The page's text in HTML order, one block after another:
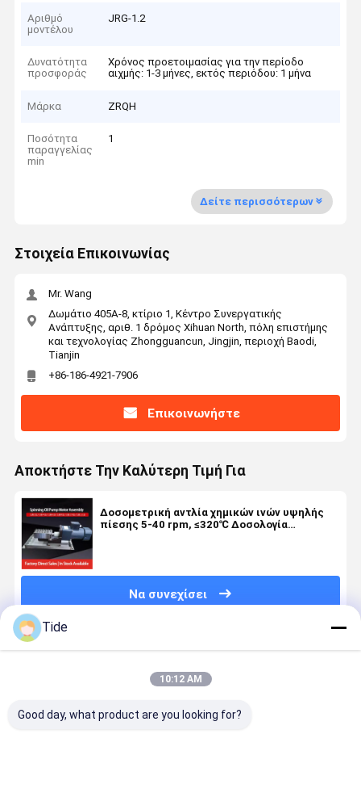
Αριθμό
μοντέλου
JRG-1.2
Δυνατότητα
προσφοράς
Χρόνος προετοιμασίας για την περίοδο
αιχμής: 1-3 μήνες, εκτός περιόδου: 1 μήνα
Μάρκα ZRQH
Ποσότητα
παραγγελίας
min
1
Δείτε περισσότερων
Στοιχεία Επικοινωνίας
Mr. Wang
Δωμάτιο 405A-8, κτίριο 1, Κέντρο Συνεργατικής
Ανάπτυξης, αριθ. 1 δρόμος Xihuan North, πόλη επιστήμης
και τεχνολογίας Zhongguancun, Jingjin, περιοχή Baodi,
Tianjin
+86-186-4921-7906
Επικοινωνήστε
Αποκτήστε Την Καλύτερη Τιμή Για
Δοσομετρική αντλία χημικών ινών υψηλής
πίεσης 5-40 rpm, ≤320℃ Δοσολογία
Να συνεχίσει
Συνιστώμενα Προϊόντα
Tide
10:12 AM
Good day, what product are you looking for?